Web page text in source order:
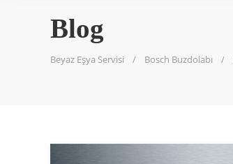
Blog
Beyaz Eşya Servisi Bosch Buzdolabı